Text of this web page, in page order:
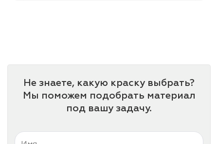
Не знаете, какую краску выбрать?
Мы поможем подобрать материал
под вашу задачу.